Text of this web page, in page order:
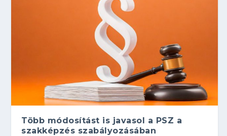
Több módosítást is javasol a PSZ a
szakképzés szabályozásában